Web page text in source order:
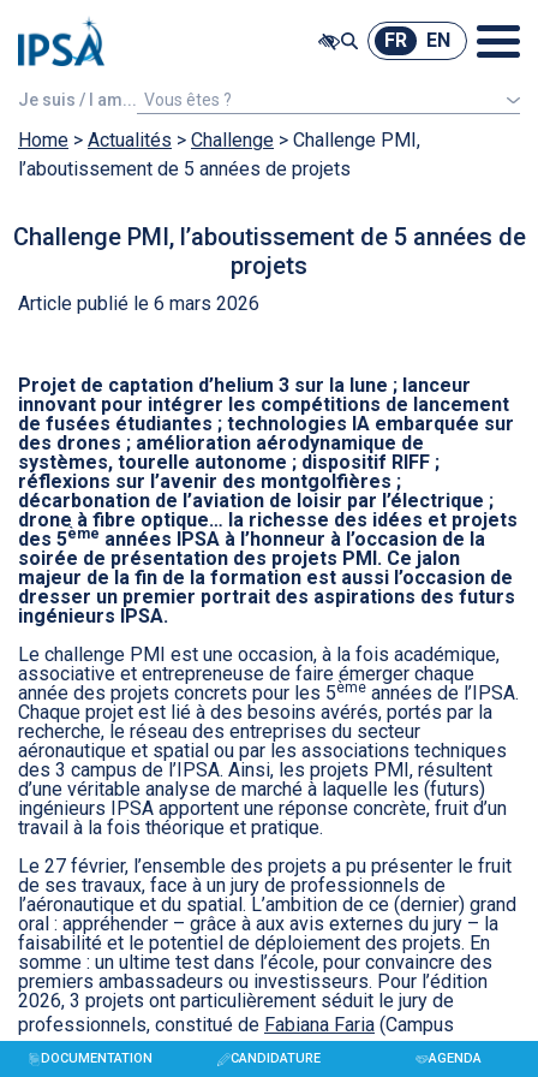
@ -0,0 +1,7 @@
FR EN
Je suis / I am... Vous êtes ?
Un étudiant étranger
DOCUMENTATION CANDIDATURE AGENDA
Home > Actualités > Challenge > Challenge PMI,
l’aboutissement de 5 années de projets
Challenge PMI, l’aboutissement de 5 années de
projets
Article publié le 6 mars 2026
Projet de captation d’helium 3 sur la lune ; lanceur
innovant pour intégrer les compétitions de lancement
de fusées étudiantes ; technologies IA embarquée sur
des drones ; amélioration aérodynamique de
systèmes, tourelle autonome ; dispositif RIFF ;
réflexions sur l’avenir des montgolfières ;
décarbonation de l’aviation de loisir par l’électrique ;
drone à fibre optique… la richesse des idées et projets
des 5ème années IPSA à l’honneur à l’occasion de la
soirée de présentation des projets PMI. Ce jalon
majeur de la fin de la formation est aussi l’occasion de
dresser un premier portrait des aspirations des futurs
ingénieurs IPSA.
Le challenge PMI est une occasion, à la fois académique,
associative et entrepreneuse de faire émerger chaque
année des projets concrets pour les 5ème années de l’IPSA.
Chaque projet est lié à des besoins avérés, portés par la
recherche, le réseau des entreprises du secteur
aéronautique et spatial ou par les associations techniques
des 3 campus de l’IPSA. Ainsi, les projets PMI, résultent
d’une véritable analyse de marché à laquelle les (futurs)
ingénieurs IPSA apportent une réponse concrète, fruit d’un
travail à la fois théorique et pratique.
Le 27 février, l’ensemble des projets a pu présenter le fruit
de ses travaux, face à un jury de professionnels de
l’aéronautique et du spatial. L’ambition de ce (dernier) grand
oral : appréhender – grâce à aux avis externes du jury – la
faisabilité et le potentiel de déploiement des projets. En
somme : un ultime test dans l’école, pour convaincre des
premiers ambassadeurs ou investisseurs. Pour l’édition
2026, 3 projets ont particulièrement séduit le jury de
professionnels, constitué de Fabiana Faria (Campus
managerSII),Thomas Lancelot(Responsable des